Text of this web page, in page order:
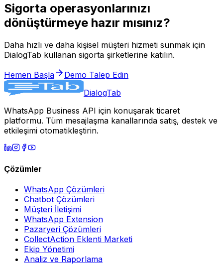
Sigorta operasyonlarınızı
dönüştürmeye hazır mısınız?
Daha hızlı ve daha kişisel müşteri hizmeti sunmak için
DialogTab kullanan sigorta şirketlerine katılın.
Hemen Başla
Demo Talep Edin
DialogTab
WhatsApp Business API için konuşarak ticaret
platformu. Tüm mesajlaşma kanallarında satış, destek ve
etkileşimi otomatikleştirin.
Çözümler
WhatsApp Çözümleri
Chatbot Çözümleri
Müşteri İletişimi
WhatsApp Extension
Pazaryeri Çözümleri
CollectAction Eklenti Marketi
Ekip Yönetimi
Analiz ve Raporlama